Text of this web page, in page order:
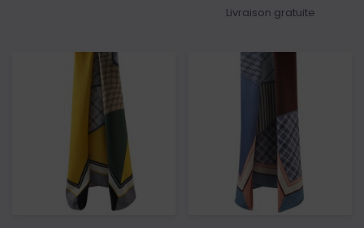
Livraison gratuite